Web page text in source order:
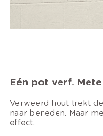
Eén pot verf.
Verweerd hout trekt
naar beneden. Maar
effect.